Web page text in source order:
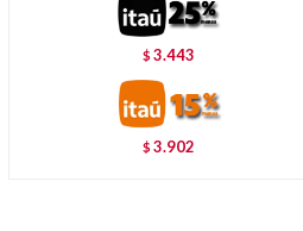
$3.443
$3.902